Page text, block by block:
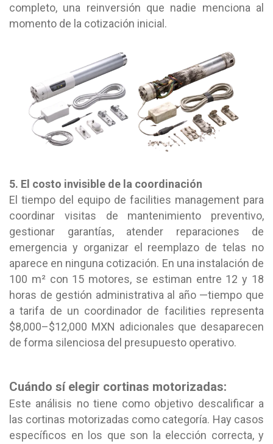
completo, una reinversión que nadie menciona al
momento de la cotización inicial.
5. El costo invisible de la coordinación
El tiempo del equipo de facilities management para
coordinar visitas de mantenimiento preventivo,
gestionar garantías, atender reparaciones de
emergencia y organizar el reemplazo de telas no
aparece en ninguna cotización. En una instalación de
100 m² con 15 motores, se estiman entre 12 y 18
horas de gestión administrativa al año —tiempo que
a tarifa de un coordinador de facilities representa
$8,000–$12,000 MXN adicionales que desaparecen
de forma silenciosa del presupuesto operativo.
Cuándo sí elegir cortinas motorizadas:
Este análisis no tiene como objetivo descalificar a
las cortinas motorizadas como categoría. Hay casos
específicos en los que son la elección correcta, y